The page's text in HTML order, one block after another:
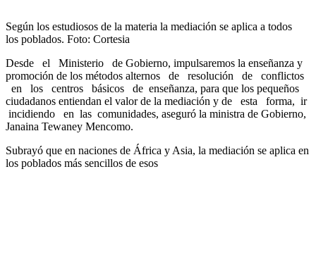
Según los estudiosos de la materia la mediación se aplica a todos
los poblados. Foto: Cortesia
Desde el Ministerio de Gobierno, impulsaremos la enseñanza y
promoción de los métodos alternos de resolución de conflictos
en los centros básicos de enseñanza, para que los pequeños
ciudadanos entiendan el valor de la mediación y de esta forma, ir
incidiendo en las comunidades, aseguró la ministra de Gobierno,
Janaina Tewaney Mencomo.
Subrayó que en naciones de África y Asia, la mediación se aplica en
los poblados más sencillos de esos